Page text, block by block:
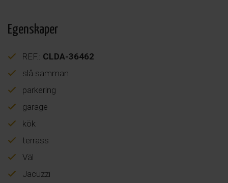
Egenskaper
REF.: CLDA-36462
slå samman
parkering
garage
kök
terrass
Väl
Jacuzzi